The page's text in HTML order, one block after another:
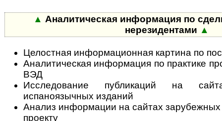
▲ Аналитическая информация по
нерезидентами ▲
Целостная информационная картина по
Аналитическая информация по практике
ВЭД
Исследование публикаций на
испаноязычных изданий
Анализ информации на сайтах зарубежных
проекту